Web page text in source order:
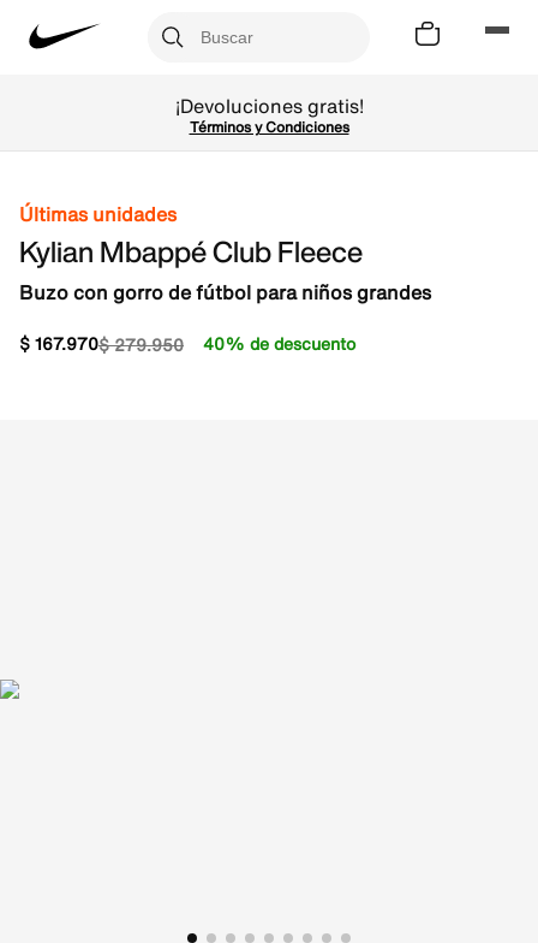
¡Devoluciones gratis!
Términos y Condiciones
Últimas unidades
Kylian Mbappé Club Fleece
Buzo con gorro de fútbol para niños grandes
$279.950
$167.970 40% de descuento